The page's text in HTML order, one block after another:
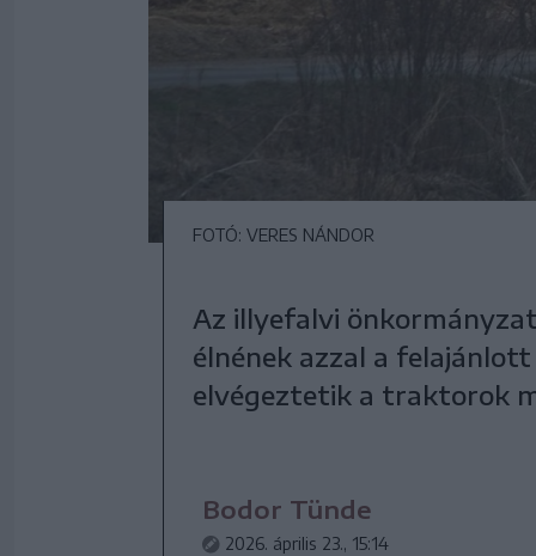
FOTÓ: VERES NÁNDOR
Az illyefalvi
élnének azzal a
elvégeztetik a traktorok
Bodor Tünde
2026. április 23., 15:14